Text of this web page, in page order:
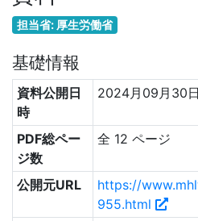
担当省: 厚生労働省
基礎情報
資料公開日
時
2024月09月30
PDF総ペー
ジ数
全 12 ページ
公開元URL
https://
955.html